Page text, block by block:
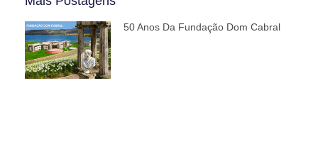
50 Anos Da Fundação Dom Cabral